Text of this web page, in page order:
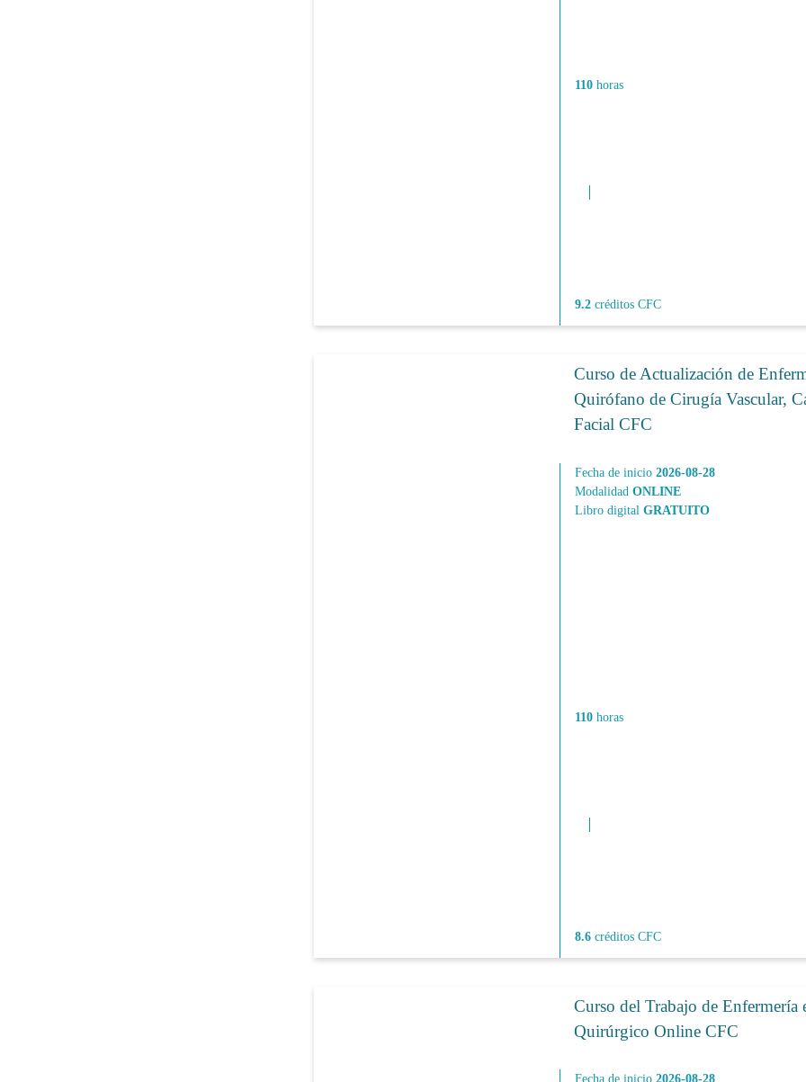
110horas
9.2créditos CFC
Curso de Actualización de
Quirófano de Cirugía Vascular,
Facial CFC
Fecha de inicio 2026-08-28
Modalidad ONLINE
Libro digital GRATUITO
110horas
8.6créditos CFC
Curso del Trabajo de Enfermería
Quirúrgico Online CFC
Fecha de inicio 2026-08-28